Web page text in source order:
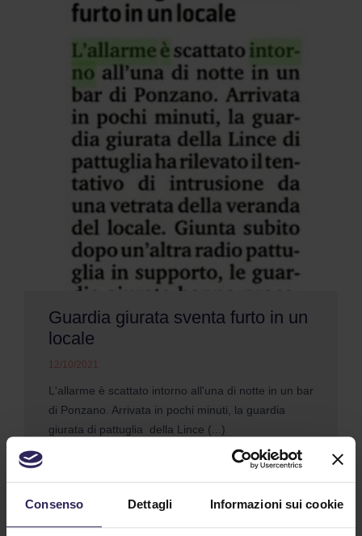
Consenso Dettagli Informazioni sui cookie
Guardia giurata sventa furto in un
locale
12/10/2021
L'allarme è scattato intorno all'una di notte in un bar
di Ponzano. Arrivata in pochi minuti, la guardia
giurata di pattuglia della Lince (...)